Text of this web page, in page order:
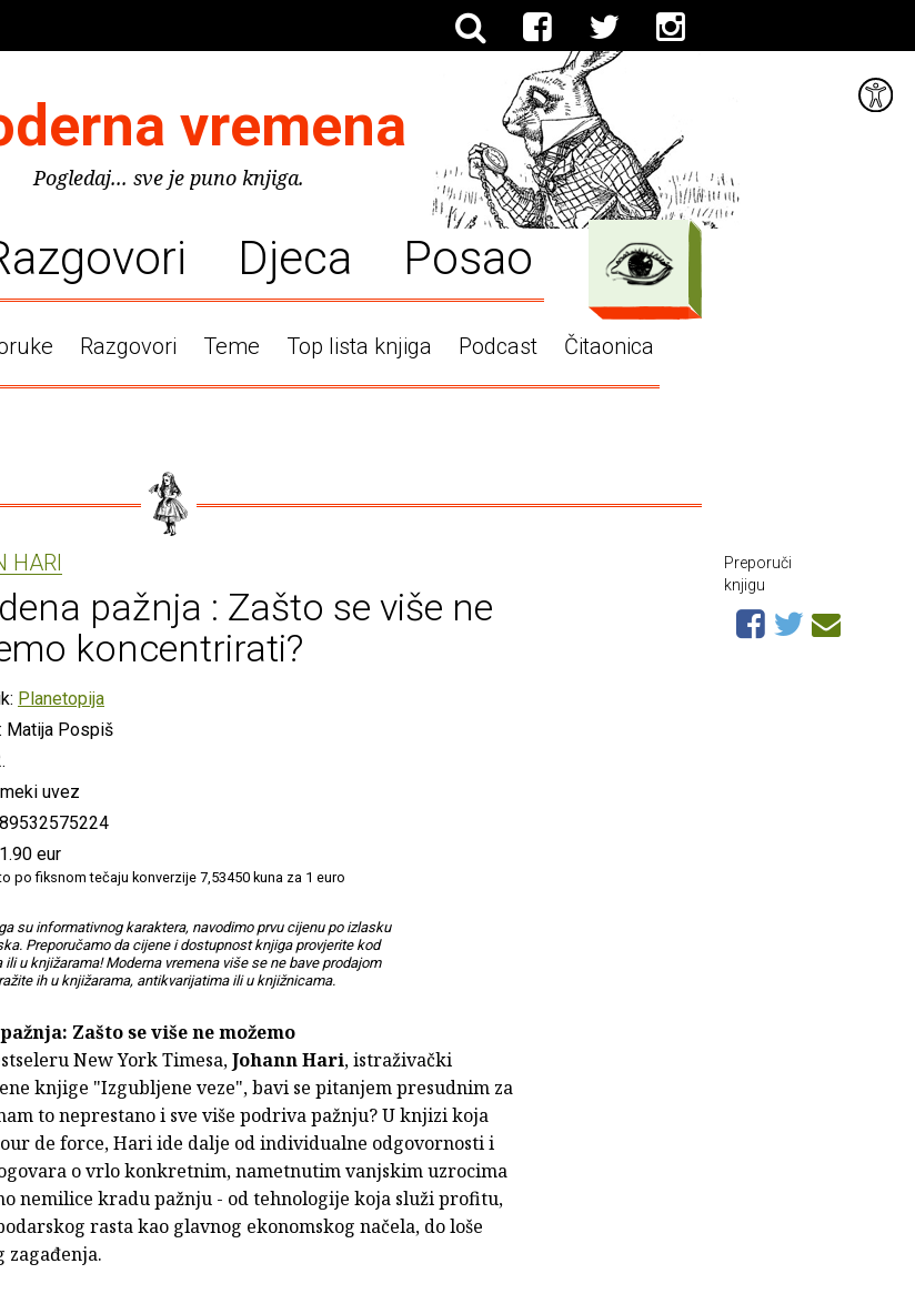
vremena
Pogledaj... sve je puno knjiga.
Djeca Posao
Razgovori Teme Top lista knjiga Podcast Čitaonica
HARI
pažnja : Zašto se više ne
koncentrirati?
Planetopija
Matija Pospiš
uvez
eur
po fiksnom tečaju konverzije 7,53450 kuna za 1 euro
su informativnog karaktera, navodimo prvu cijenu po izlasku
Preporučamo da cijene i dostupnost knjiga provjerite kod
ili u knjižarama! Moderna vremena više se ne bave prodajom
ih u knjižarama, antikvarijatima ili u knjižnicama.
Zašto se više ne možemo
New York Timesa,Johann Hari, istraživački
knjige "Izgubljene veze", bavi se pitanjem presudnim za
to neprestano i sve više podriva pažnju? U knjizi koja
de force, Hari ide dalje od individualne odgovornosti i
o vrlo konkretnim, nametnutim vanjskim uzrocima
nemilice kradu pažnju - od tehnologije koja služi profitu,
rasta kao glavnog ekonomskog načela, do loše
zagađenja.
Preporuči
knjigu